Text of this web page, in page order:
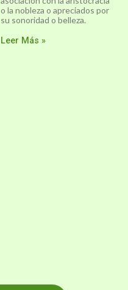
o la nobleza o apreciados por
su sonoridad o belleza.
Leer Más »